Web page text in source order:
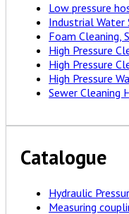
Low pressure
Industrial Water
Foam Cleaning,
High Pressure
High Pressure
High Pressure
Sewer Cleaning
Catalogue
Hydraulic
Measuring